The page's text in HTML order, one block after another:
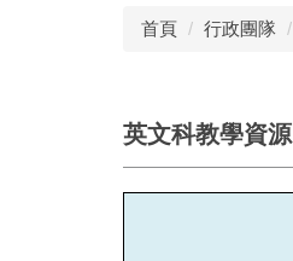
首頁 行政團隊
英文科教學資源